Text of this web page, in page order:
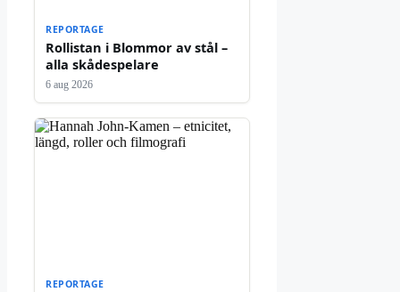
REPORTAGE
Rollistan i Blommor av stål –
alla skådespelare
6 aug 2026
REPORTAGE